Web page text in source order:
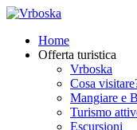
Home
Offerta turistica
Vrboska
Cosa
Mangiare e
Turismo
Escursioni